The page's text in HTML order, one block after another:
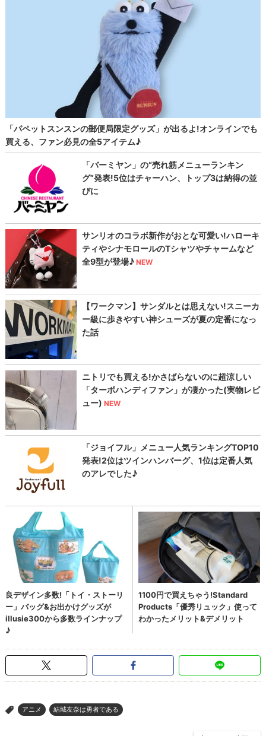
> アニメ 結城友奈は勇者である